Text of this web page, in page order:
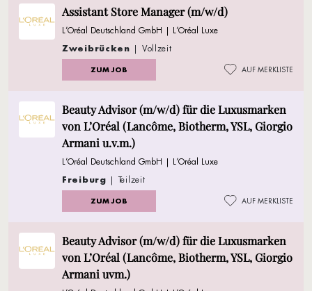
Assistant Store Manager (m/w/d)
L’Oréal Deutschland GmbH | L’Oréal Luxe
Zweibrücken | Vollzeit
ZUM JOB AUF MERKLISTE
Beauty Advisor (m/w/d) für die Luxusmarken
von L’Oréal (Lancôme, Biotherm, YSL, Giorgio
Armani u.v.m.)
L’Oréal Deutschland GmbH | L’Oréal Luxe
Freiburg | Teilzeit
ZUM JOB AUF MERKLISTE
Beauty Advisor (m/w/d) für die Luxusmarken
von L’Oréal (Lancôme, Biotherm, YSL, Giorgio
Armani uvm.)